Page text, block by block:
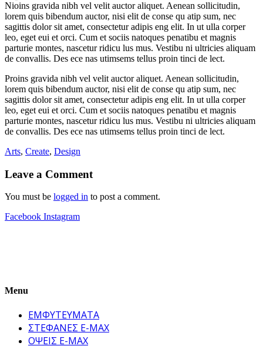
Nioins gravida nibh vel velit auctor aliquet. Aenean sollicitudin,
lorem quis bibendum auctor, nisi elit de conse qu atip sum, nec
sagittis dolor sit amet, consectetur adipis eng elit. In ut ulla corper
leo, eget eui et orci. Cum et sociis natoques penatibu et magnis
parturie montes, nascetur ridicu lus mus. Vestibu ni ultricies aliquam
de convallis. Des ece nas utimsems tellus proin tinci de lect.
Proins gravida nibh vel velit auctor aliquet. Aenean sollicitudin,
lorem quis bibendum auctor, nisi elit de conse qu atip sum, nec
sagittis dolor sit amet, consectetur adipis eng elit. In ut ulla corper
leo, eget eui et orci. Cum et sociis natoques penatibu et magnis
parturie montes, nascetur ridicu lus mus. Vestibu ni ultricies aliquam
de convallis. Des ece nas utimsems tellus proin tinci de lect.
Arts, Create, Design
Leave a Comment
You must be logged in to post a comment.
Facebook Instagram
Menu
ΕΜΦΥΤΕΥΜΑΤΑ
ΣΤΕΦΑΝΕΣ E-MAX
ΟΨΕΙΣ E-MAX